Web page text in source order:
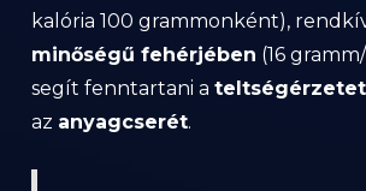
kalória 100 grammonként),
minőségű fehérjében (16
segít fenntartani a teltségérzetet
az anyagcserét.